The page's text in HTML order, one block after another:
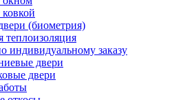
(биометрия)
теплоизоляция
индивидуальному заказу
двери
двери